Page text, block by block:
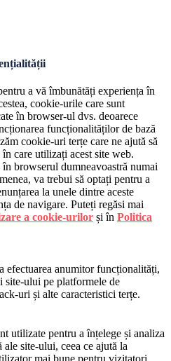
a vă îmbunătăți experiența în
cookie-urile care sunt
în browser-ul dvs. deoarece
funcționalităților de bază
cookie-uri terțe care ne ajută să
care utilizați acest site web.
browserul dumneavoastră numai
va trebui să optați pentru a
la unele dintre aceste
de navigare. Puteți regăsi mai
a cookie-urilor și în Politica
efectuarea anumitor funcționalități,
site-ului pe platformele de
uri și alte caracteristici terțe.
utilizate pentru a înțelege și analiza
site-ului, ceea ce ajută la